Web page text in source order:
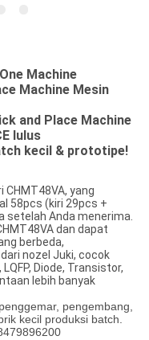
Machine
Machine Mesin
and Place Machine
lulus
kecil & prototipe!
CHMT48VA, yang
58pcs (kiri 29pcs +
setelah Anda menerima.
dan dapat
berbeda,
nozel Juki, cocok
Diode, Transistor,
lebih banyak
pengembang,
kecil produksi batch.